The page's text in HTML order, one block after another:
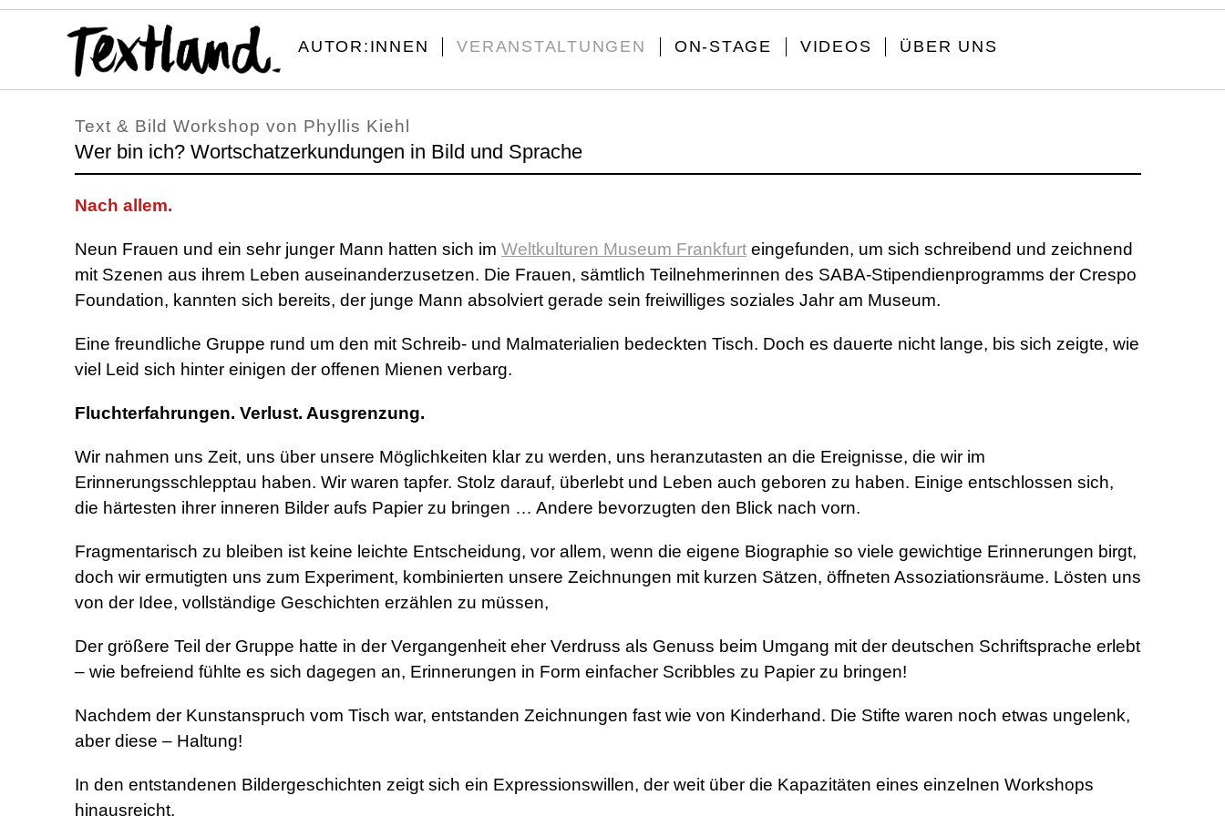
AUTOR:INNEN VERANSTALTUNGEN ON-STAGE VIDEOS ÜBER UNS
Text & Bild Workshop von Phyllis Kiehl
Wer bin ich? Wortschatzerkundungen in Bild und Sprache
Nach allem.
Neun Frauen und ein sehr junger Mann hatten sich im Weltkulturen Museum Frankfurt eingefunden, um sich schreibend und zeichnend
mit Szenen aus ihrem Leben auseinanderzusetzen. Die Frauen, sämtlich Teilnehmerinnen des SABA-Stipendienprogramms der Crespo
Foundation, kannten sich bereits, der junge Mann absolviert gerade sein freiwilliges soziales Jahr am Museum.
Eine freundliche Gruppe rund um den mit Schreib- und Malmaterialien bedeckten Tisch. Doch es dauerte nicht lange, bis sich zeigte, wie
viel Leid sich hinter einigen der offenen Mienen verbarg.
Fluchterfahrungen. Verlust. Ausgrenzung.
Wir nahmen uns Zeit, uns über unsere Möglichkeiten klar zu werden, uns heranzutasten an die Ereignisse, die wir im
Erinnerungsschlepptau haben. Wir waren tapfer. Stolz darauf, überlebt und Leben auch geboren zu haben. Einige entschlossen sich,
die härtesten ihrer inneren Bilder aufs Papier zu bringen … Andere bevorzugten den Blick nach vorn.
Fragmentarisch zu bleiben ist keine leichte Entscheidung, vor allem, wenn die eigene Biographie so viele gewichtige Erinnerungen birgt,
doch wir ermutigten uns zum Experiment, kombinierten unsere Zeichnungen mit kurzen Sätzen, öffneten Assoziationsräume. Lösten uns
von der Idee, vollständige Geschichten erzählen zu müssen,
Der größere Teil der Gruppe hatte in der Vergangenheit eher Verdruss als Genuss beim Umgang mit der deutschen Schriftsprache erlebt
– wie befreiend fühlte es sich dagegen an, Erinnerungen in Form einfacher Scribbles zu Papier zu bringen!
Nachdem der Kunstanspruch vom Tisch war, entstanden Zeichnungen fast wie von Kinderhand. Die Stifte waren noch etwas ungelenk,
aber diese – Haltung!
In den entstandenen Bildergeschichten zeigt sich ein Expressionswillen, der weit über die Kapazitäten eines einzelnen Workshops
hinausreicht.